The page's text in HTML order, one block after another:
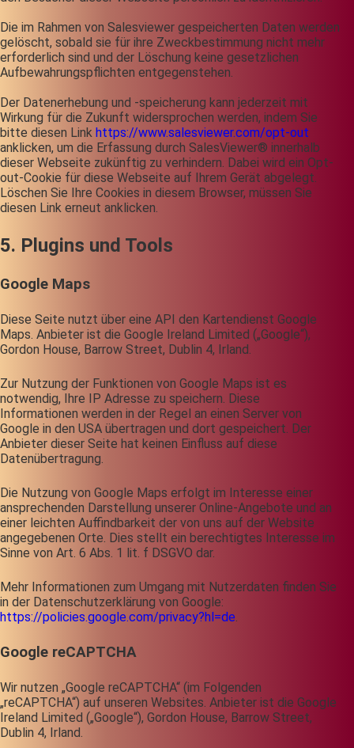
Die im Rahmen von Salesviewer gespeicherten Daten werden
gelöscht, sobald sie für ihre Zweckbestimmung nicht mehr
erforderlich sind und der Löschung keine gesetzlichen
Aufbewahrungspflichten entgegenstehen.
Der Datenerhebung und -speicherung kann jederzeit mit
Wirkung für die Zukunft widersprochen werden, indem Sie
bitte diesen Link https://www.salesviewer.com/opt-out
anklicken, um die Erfassung durch SalesViewer® innerhalb
dieser Webseite zukünftig zu verhindern. Dabei wird ein Opt-
out-Cookie für diese Webseite auf Ihrem Gerät abgelegt.
Löschen Sie Ihre Cookies in diesem Browser, müssen Sie
diesen Link erneut anklicken.
5. Plugins und Tools
Google Maps
Diese Seite nutzt über eine API den Kartendienst Google
Maps. Anbieter ist die Google Ireland Limited („Google“),
Gordon House, Barrow Street, Dublin 4, Irland.
Zur Nutzung der Funktionen von Google Maps ist es
notwendig, Ihre IP Adresse zu speichern. Diese
Informationen werden in der Regel an einen Server von
Google in den USA übertragen und dort gespeichert. Der
Anbieter dieser Seite hat keinen Einfluss auf diese
Datenübertragung.
Die Nutzung von Google Maps erfolgt im Interesse einer
ansprechenden Darstellung unserer Online-Angebote und an
einer leichten Auffindbarkeit der von uns auf der Website
angegebenen Orte. Dies stellt ein berechtigtes Interesse im
Sinne von Art. 6 Abs. 1 lit. f DSGVO dar.
Mehr Informationen zum Umgang mit Nutzerdaten finden Sie
in der Datenschutzerklärung von Google:
https://policies.google.com/privacy?hl=de.
Google reCAPTCHA
Wir nutzen „Google reCAPTCHA“ (im Folgenden
„reCAPTCHA“) auf unseren Websites. Anbieter ist die Google
Ireland Limited („Google“), Gordon House, Barrow Street,
Dublin 4, Irland.